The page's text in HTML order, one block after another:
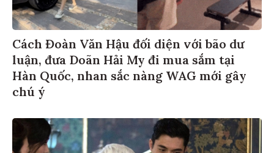
Cách Đoàn Văn Hậu đối diện với bão dư
luận, đưa Doãn Hải My đi mua sắm tại
Hàn Quốc, nhan sắc nàng WAG mới gây
chú ý